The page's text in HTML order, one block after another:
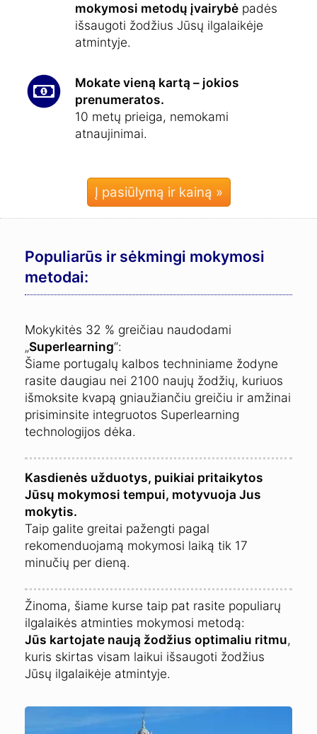
mokymosi metodų įvairybė padės
išsaugoti žodžius Jūsų ilgalaikėje
atmintyje.
Mokate vieną kartą – jokios
prenumeratos.
10 metų prieiga, nemokami
atnaujinimai.
Į pasiūlymą ir kainą »
Populiarūs ir sėkmingi mokymosi
metodai:
Mokykitės 32 % greičiau naudodami
„Superlearning“:
Šiame portugalų kalbos techniniame žodyne
rasite daugiau nei 2100 naujų žodžių, kuriuos
išmoksite kvapą gniaužiančiu greičiu ir amžinai
prisiminsite integruotos Superlearning
technologijos dėka.
Kasdienės užduotys, puikiai pritaikytos
Jūsų mokymosi tempui, motyvuoja Jus
mokytis.
Taip galite greitai pažengti pagal
rekomenduojamą mokymosi laiką tik 17
minučių per dieną.
Žinoma, šiame kurse taip pat rasite populiarų
ilgalaikės atminties mokymosi metodą:
Jūs kartojate naują žodžius optimaliu ritmu,
kuris skirtas visam laikui išsaugoti žodžius
Jūsų ilgalaikėje atmintyje.